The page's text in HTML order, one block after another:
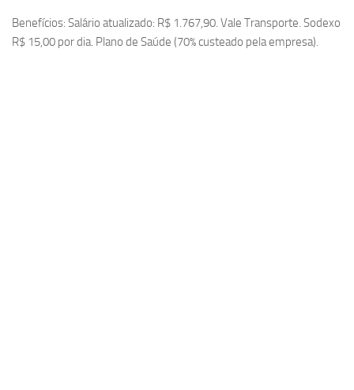
Benefícios: Salário atualizado: R$ 1.767,90. Vale Transporte. Sodexo
R$ 15,00 por dia. Plano de Saúde (70% custeado pela empresa).